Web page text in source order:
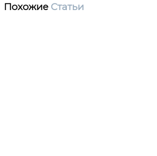
Похожие Статьи